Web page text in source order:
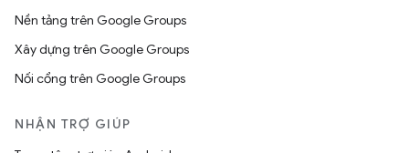
Nền tảng trên Google Groups
Xây dựng trên Google Groups
Nối cổng trên Google Groups
NHẬN TRỢ GIÚP